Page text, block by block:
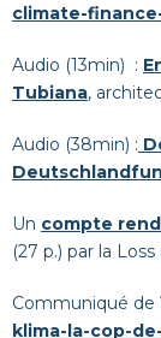
climate-
Audio (13min) :
Tubiana,
Audio (38min) :
Un compte
(27 p.) par la
Communiqué de
klima-la-cop-